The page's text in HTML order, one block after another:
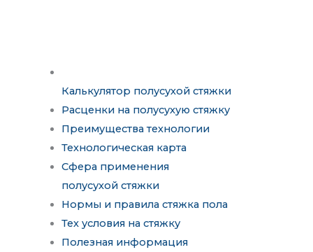
Калькулятор полусухой стяжки
Расценки на полусухую стяжку
Преимущества технологии
Технологическая карта
Сфера применения
полусухой стяжки
Нормы и правила стяжка пола
Тех условия на стяжку
Полезная информация